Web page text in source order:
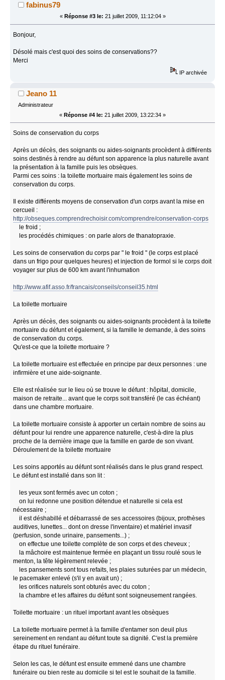
fabinus79
« Réponse #3 le: 21 juillet 2009, 11:12:04 »
Bonjour,
Désolé mais c'est quoi des soins de conservations??
Merci
IP archivée
Jeano 11
Administrateur
« Réponse #4 le: 21 juillet 2009, 13:22:34 »
Soins de conservation du corps
Après un décès, des soignants ou aides-soignants procèdent à différents
soins destinés à rendre au défunt son apparence la plus naturelle avant
la présentation à la famille puis les obsèques.
Parmi ces soins : la toilette mortuaire mais également les soins de
conservation du corps.
Il existe différents moyens de conservation d'un corps avant la mise en
cercueil :
http://obseques.comprendrechoisir.com/comprendre/conservation-corps
le froid ;
les procédés chimiques : on parle alors de thanatopraxie.
Les soins de conservation du corps par " le froid " (le corps est placé
dans un frigo pour quelques heures) et injection de formol si le corps doit
voyager sur plus de 600 km avant l'inhumation
http://www.afif.asso.fr/francais/conseils/conseil35.html
La toilette mortuaire
Après un décès, des soignants ou aides-soignants procèdent à la toilette
mortuaire du défunt et également, si la famille le demande, à des soins
de conservation du corps.
Qu'est-ce que la toilette mortuaire ?
La toilette mortuaire est effectuée en principe par deux personnes : une
infirmière et une aide-soignante.
Elle est réalisée sur le lieu où se trouve le défunt : hôpital, domicile,
maison de retraite... avant que le corps soit transféré (le cas échéant)
dans une chambre mortuaire.
La toilette mortuaire consiste à apporter un certain nombre de soins au
défunt pour lui rendre une apparence naturelle, c'est-à-dire la plus
proche de la dernière image que la famille en garde de son vivant.
Déroulement de la toilette mortuaire
Les soins apportés au défunt sont réalisés dans le plus grand respect.
Le défunt est installé dans son lit :
les yeux sont fermés avec un coton ;
on lui redonne une position détendue et naturelle si cela est
nécessaire ;
il est déshabillé et débarrassé de ses accessoires (bijoux, prothèses
auditives, lunettes... dont on dresse l'inventaire) et matériel invasif
(perfusion, sonde urinaire, pansements...) ;
on effectue une toilette complète de son corps et des cheveux ;
la mâchoire est maintenue fermée en plaçant un tissu roulé sous le
menton, la tête légèrement relevée ;
les pansements sont tous refaits, les plaies suturées par un médecin,
le pacemaker enlevé (s'il y en avait un) ;
les orifices naturels sont obturés avec du coton ;
la chambre et les affaires du défunt sont soigneusement rangées.
Toilette mortuaire : un rituel important avant les obsèques
La toilette mortuaire permet à la famille d'entamer son deuil plus
sereinement en rendant au défunt toute sa dignité. C'est la première
étape du rituel funéraire.
Selon les cas, le défunt est ensuite emmené dans une chambre
funéraire ou bien reste au domicile si tel est le souhait de la famille.